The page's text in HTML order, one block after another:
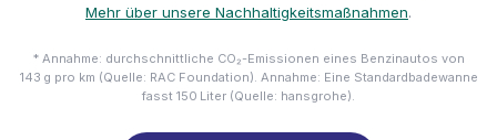
Mehr über unsere Nachhaltigkeitsmaßnahmen.
* Annahme: durchschnittliche CO₂-Emissionen eines Benzinautos von
143 g pro km (Quelle: RAC Foundation). Annahme: Eine Standardbadewanne
fasst 150 Liter (Quelle: hansgrohe).